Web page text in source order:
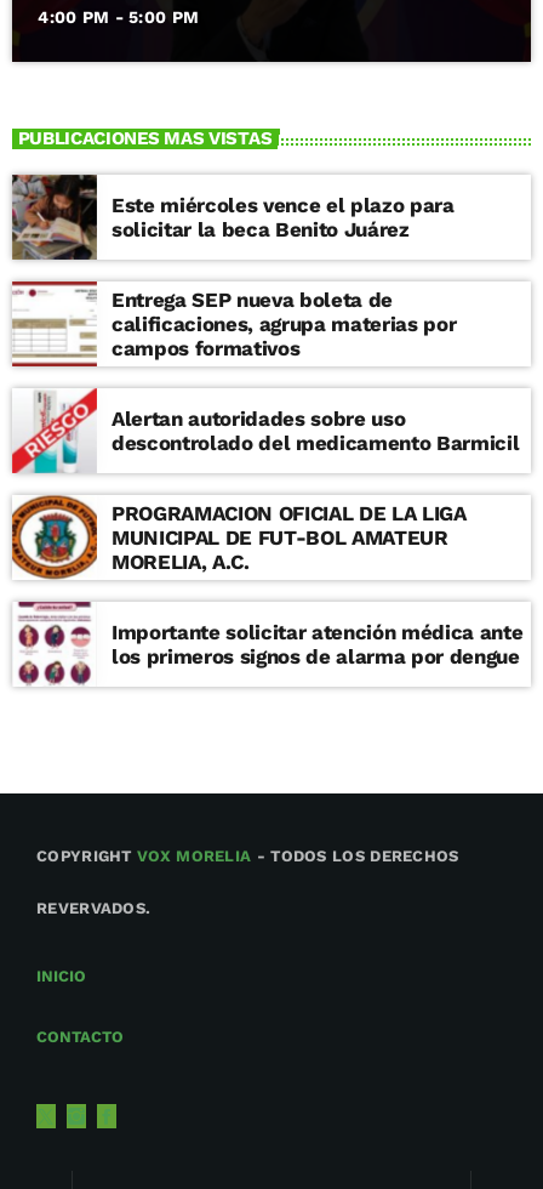
4:00 PM - 5:00 PM
PUBLICACIONES MAS VISTAS
Este miércoles vence el plazo para
solicitar la beca Benito Juárez
Entrega SEP nueva boleta de
calificaciones, agrupa materias por
campos formativos
Alertan autoridades sobre uso
descontrolado del medicamento Barmicil
PROGRAMACION OFICIAL DE LA LIGA
MUNICIPAL DE FUT-BOL AMATEUR
MORELIA, A.C.
Importante solicitar atención médica ante
los primeros signos de alarma por dengue
COPYRIGHTVOX MORELIA - TODOS LOS DERECHOS
REVERVADOS.
INICIO
CONTACTO